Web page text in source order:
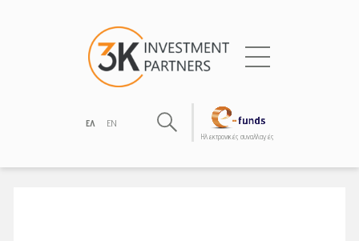
ΕΛ EN
Hλεκτρονικές συναλλαγές